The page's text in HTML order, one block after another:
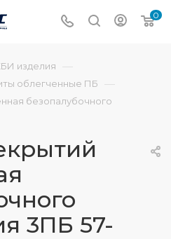
0
изделия —
облегченные ПБ —
безопалубочного
3ПБ 57-